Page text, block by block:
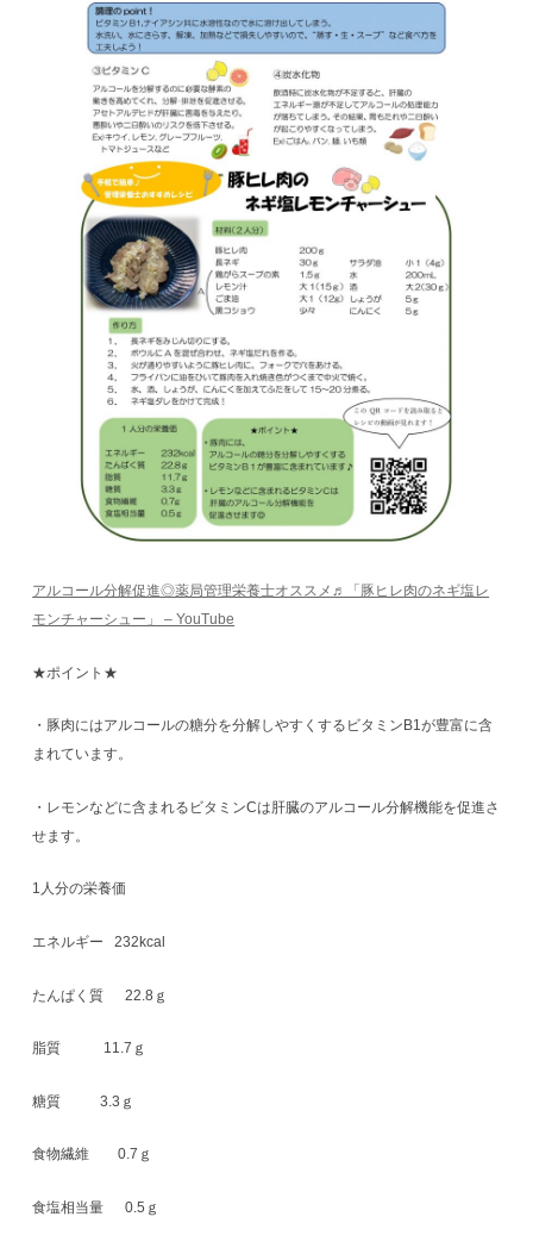
アルコール分解促進◎薬局管理栄養士オススメ♬「豚ヒレ肉のネギ塩レ
モンチャーシュー」 – YouTube
★ポイント★
・豚肉にはアルコールの糖分を分解しやすくするビタミンB1が豊富に含
まれています。
・レモンなどに含まれるビタミンCは肝臓のアルコール分解機能を促進さ
せます。
1人分の栄養価
エネルギー 232kcal
たんぱく質 22.8ｇ
脂質 11.7ｇ
糖質 3.3ｇ
食物繊維 0.7ｇ
食塩相当量 0.5ｇ